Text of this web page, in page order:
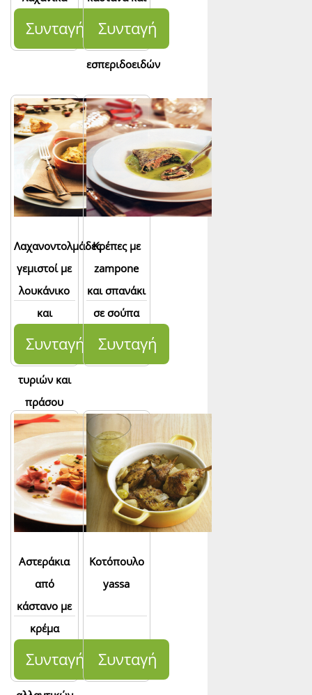
Συνταγή
γλασαρισμένες
εσπεριδοειδών
Συνταγή
Λαχανοντολμάδες
γεμιστοί με
λουκάνικο
και
κολοκύθα
και σάλτσα
τυριών και
πράσου
Συνταγή
Κρέπες με
zampone
και σπανάκι
σε σούπα
λαχανικών
Συνταγή
Αστεράκια
από
κάστανο με
κρέμα
φινόκιο και
Συνταγή
Κοτόπουλο
yassa
Συνταγή